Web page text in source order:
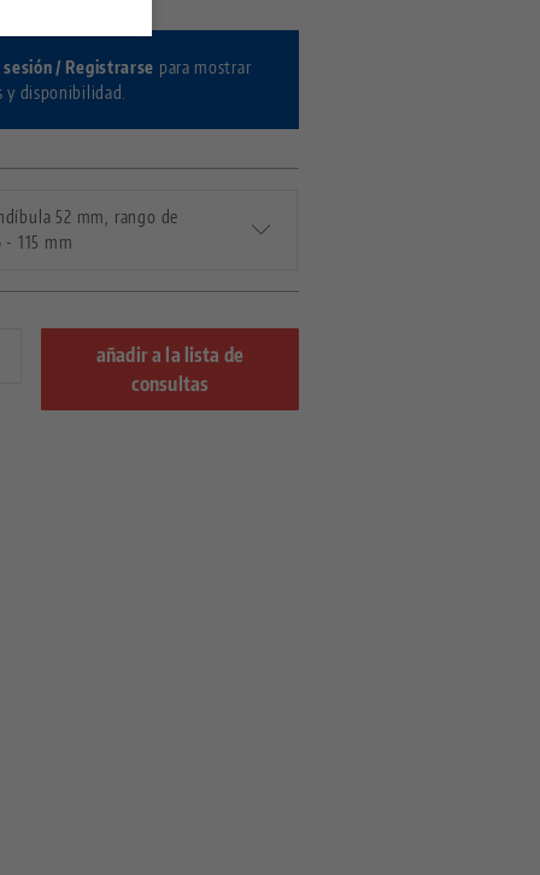
/ Registrarse para mostrar
y disponibilidad.
52 mm, rango de
115 mm
añadir a la lista de
consultas